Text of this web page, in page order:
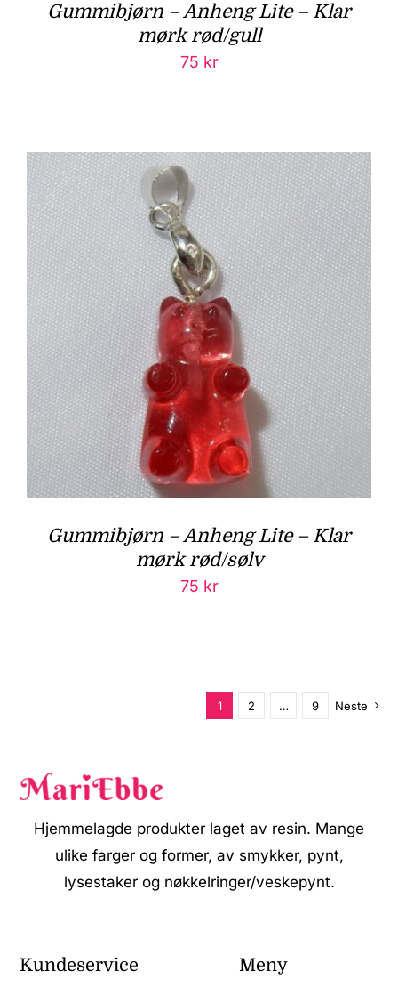
Gummibjørn – Anheng Lite – Klar
mørk rød/gull
75 kr
Gummibjørn – Anheng Lite – Klar
mørk rød/sølv
75 kr
1 2 … 9 Neste
Hjemmelagde produkter laget av resin. Mange
ulike farger og former, av smykker, pynt,
lysestaker og nøkkelringer/veskepynt.
Kundeservice Meny